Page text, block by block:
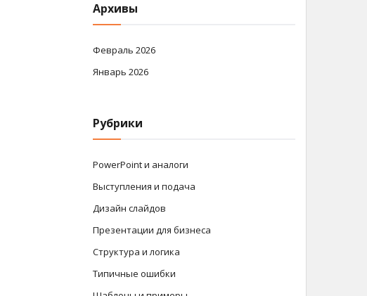
Архивы
Февраль 2026
Январь 2026
Рубрики
PowerPoint и аналоги
Выступления и подача
Дизайн слайдов
Презентации для бизнеса
Структура и логика
Типичные ошибки